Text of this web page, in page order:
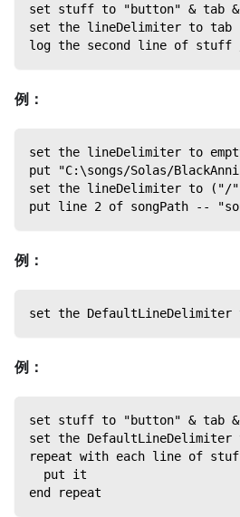
set stuff to "button" & tab
set the lineDelimiter to tab
log the second line of stuff
例：
set the lineDelimiter to
put "C:\songs/Solas/
set the lineDelimiter to
put line 2 of songPath --
例：
set the DefaultLineDelimiter
例：
set stuff to "button" & tab
set the DefaultLineDelimiter
repeat with each line of
  put it
end repeat